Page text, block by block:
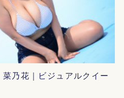
乃花｜ビジュアルクイー